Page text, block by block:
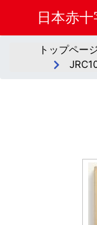
日本赤
トップペー